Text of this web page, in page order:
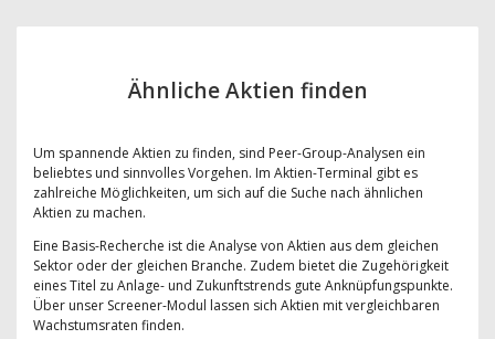
Ähnliche Aktien finden
Um spannende Aktien zu finden, sind Peer-Group-Analysen ein
beliebtes und sinnvolles Vorgehen. Im Aktien-Terminal gibt es
zahlreiche Möglichkeiten, um sich auf die Suche nach ähnlichen
Aktien zu machen.
Eine Basis-Recherche ist die Analyse von Aktien aus dem gleichen
Sektor oder der gleichen Branche. Zudem bietet die Zugehörigkeit
eines Titel zu Anlage- und Zukunftstrends gute Anknüpfungspunkte.
Über unser Screener-Modul lassen sich Aktien mit vergleichbaren
Wachstumsraten finden.